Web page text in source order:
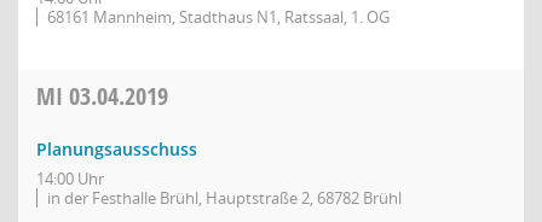
68161 Mannheim, Stadthaus N1, Ratssaal, 1. OG
MI 03.04.2019
Planungsausschuss
14:00 Uhr
in der Festhalle Brühl, Hauptstraße 2, 68782 Brühl